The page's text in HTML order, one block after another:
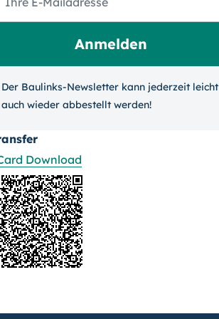
Der Baulinks-Newsletter kann jeder­zeit leicht
auch wieder ab­bestellt werden!
Download